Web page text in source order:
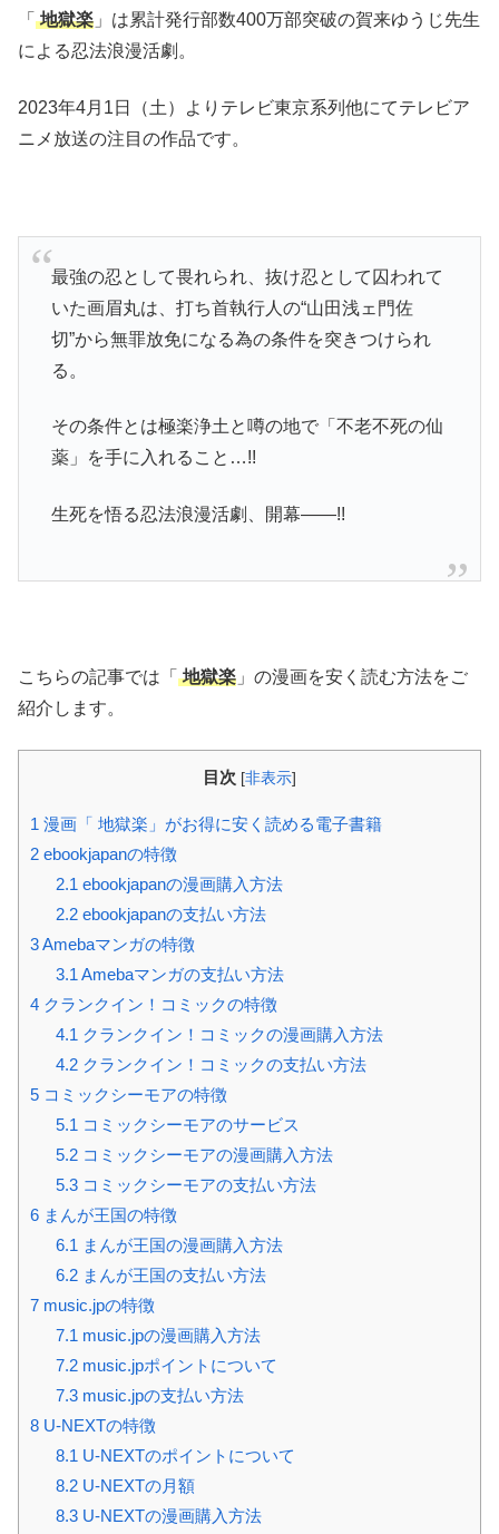
「 地獄楽 」は累計発行部数400万部突破の賀来ゆうじ先生
による忍法浪漫活劇。
2023年4月1日（土）よりテレビ東京系列他にてテレビア
ニメ放送の注目の作品です。
最強の忍として畏れられ、抜け忍として囚われて
いた画眉丸は、打ち首執行人の“山田浅ェ門佐
切”から無罪放免になる為の条件を突きつけられ
る。
その条件とは極楽浄土と噂の地で「不老不死の仙
薬」を手に入れること…!!
生死を悟る忍法浪漫活劇、開幕――!!
こちらの記事では「 地獄楽 」の漫画を安く読む方法をご
紹介します。
目次 [非表示]
1 漫画「 地獄楽」がお得に安く読める電子書籍
2 ebookjapanの特徴
2.1 ebookjapanの漫画購入方法
2.2ebookjapanの支払い方法
3Amebaマンガの特徴
3.1 Amebaマンガの支払い方法
4 クランクイン！コミックの特徴
4.1 クランクイン！コミックの漫画購入方法
4.2クランクイン！コミックの支払い方法
5 コミックシーモアの特徴
5.1 コミックシーモアのサービス
5.2コミックシーモアの漫画購入方法
5.3コミックシーモアの支払い方法
6 まんが王国の特徴
6.1 まんが王国の漫画購入方法
6.2まんが王国の支払い方法
7 music.jpの特徴
7.1 music.jpの漫画購入方法
7.2music.jpポイントについて
7.3music.jpの支払い方法
8 U-NEXTの特徴
8.1 U-NEXTのポイントについて
8.2U-NEXTの月額
8.3U-NEXTの漫画購入方法